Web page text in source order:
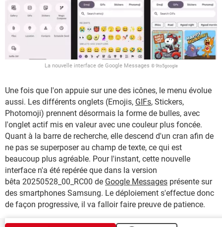
La nouvelle interface de Google Messages © 9to5google
Une fois que l'on appuie sur une des icônes, le menu évolue
aussi. Les différents onglets (Emojis, GIFs, Stickers,
Photomoji) prennent désormais la forme de bulles, avec
l'onglet actif mis en valeur avec une couleur plus foncée.
Quant à la barre de recherche, elle descend d'un cran afin de
ne pas se superposer au champ de texte, ce qui est
beaucoup plus agréable. Pour l'instant, cette nouvelle
interface n'a été repérée que dans la version
bêta 20250528_00_RC00 de Google Messages présente sur
des smartphones Samsung. Le déploiement s'effectue donc
de façon progressive, il va falloir faire preuve de patience.